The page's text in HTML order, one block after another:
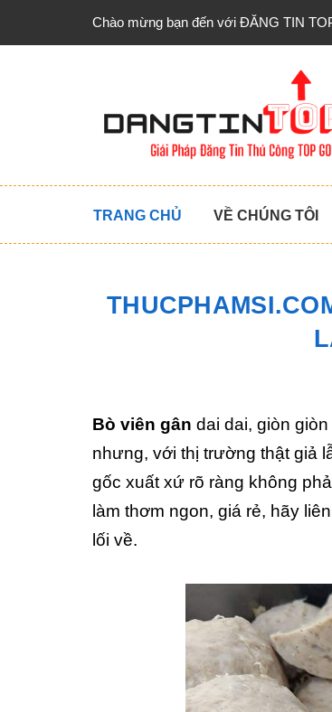
Chào mừng bạn đến với ĐĂNG TIN
TRANG CHỦ VỀ CHÚNG TÔI
Bò viên gân dai dai, giòn
nhưng, với thị trường thật giả
gốc xuất xứ rõ ràng không
làm thơm ngon, giá rẻ, hãy
lối về.